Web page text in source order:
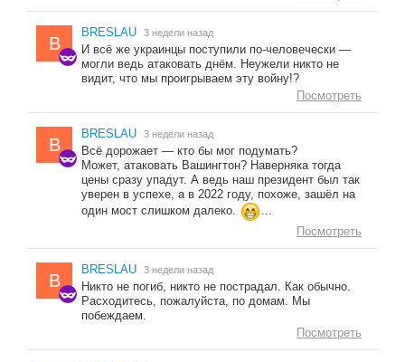
B
BRESLAU 3 недели назад
И всё же украинцы поступили по-человечески —
могли ведь атаковать днём. Неужели никто не
видит, что мы проигрываем эту войну!?
Посмотреть
B
BRESLAU 3 недели назад
Всё дорожает — кто бы мог подумать?
Может, атаковать Вашингтон? Наверняка тогда
цены сразу упадут. А ведь наш президент был так
уверен в успехе, а в 2022 году, похоже, зашёл на
один мост слишком далеко.
...
Посмотреть
B
BRESLAU 3 недели назад
Никто не погиб, никто не пострадал. Как обычно.
Расходитесь, пожалуйста, по домам. Мы
побеждаем.
Посмотреть